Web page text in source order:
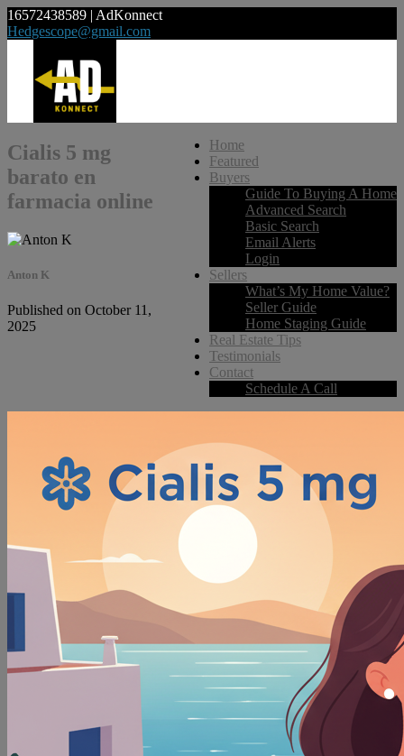
16572438589 | AdKonnect
Hedgescope@gmail.com
Home
Featured
Buyers
Guide To Buying A Home
Advanced Search
Basic Search
Email Alerts
Login
Sellers
What’s My Home Value?
Seller Guide
Home Staging Guide
Real Estate Tips
Testimonials
Contact
Schedule A Call
Cialis 5 mg
barato en
farmacia online
Anton K
Published on October 11,
2025